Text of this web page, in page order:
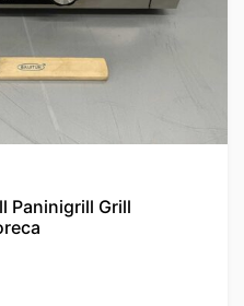
Paninigrill Grill